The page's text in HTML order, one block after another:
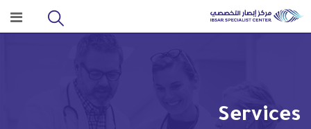
Skip
Services